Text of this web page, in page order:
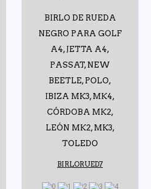
BIRLO DE RUEDA
NEGRO PARA GOLF
A4, JETTA A4,
PASSAT, NEW
BEETLE, POLO,
IBIZA MK3, MK4,
CÓRDOBA MK2,
LEÓN MK2, MK3,
TOLEDO
BIRLORUED7